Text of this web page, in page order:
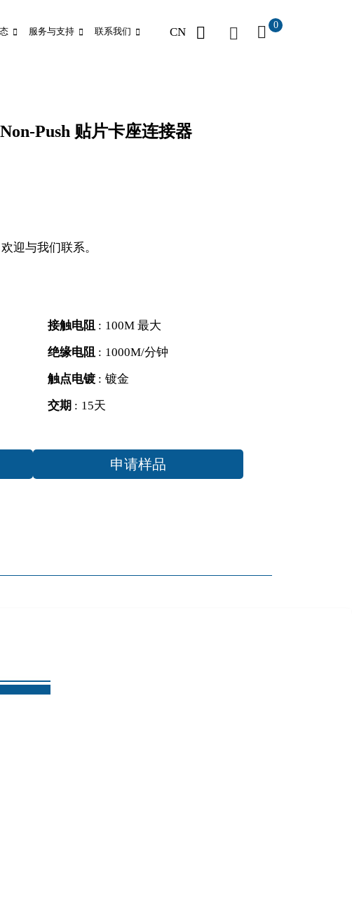
服务与支持 联系我们 CN
0
Push 贴片卡座连接器
迎与我们联系。
接触电阻 : 100M 最大
绝缘电阻 : 1000M/分钟
触点电镀 : 镀金
交期 : 15天
申请样品